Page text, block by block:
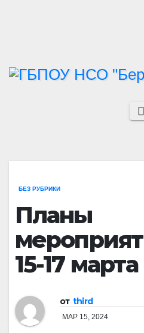
БЕЗ РУБРИКИ
Планы
15-17 марта
от third
МАР 15, 2024